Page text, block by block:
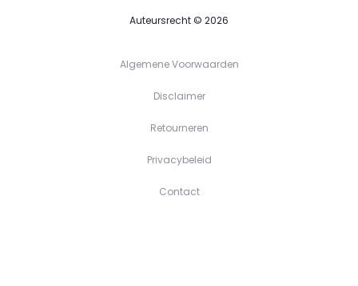
Auteursrecht © 2026
Algemene Voorwaarden
Disclaimer
Retourneren
Privacybeleid
Contact